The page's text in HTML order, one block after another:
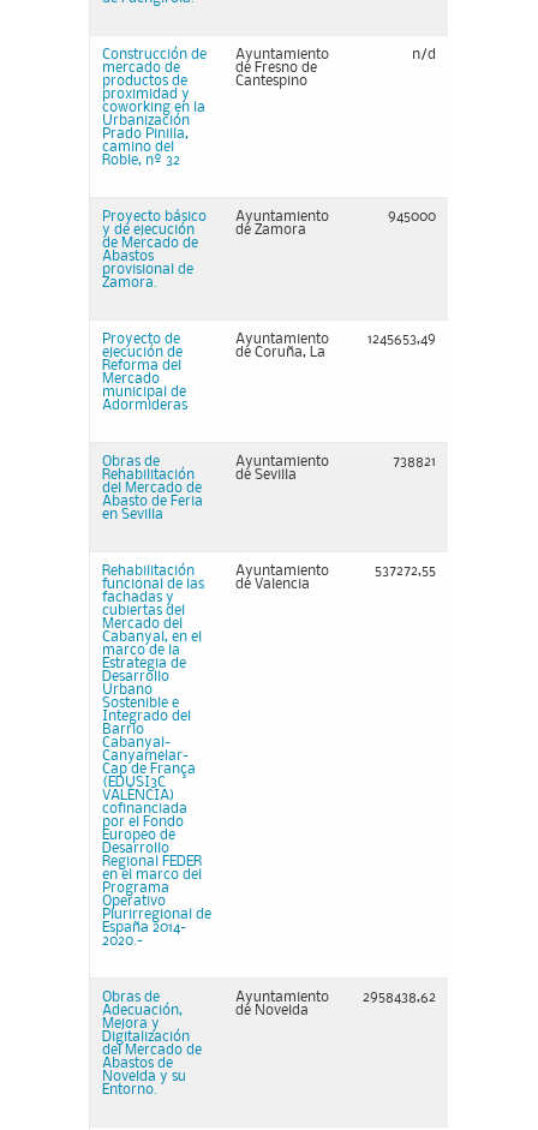
Construcción de
mercado de
productos de
proximidad y
coworking en la
Urbanización
Prado Pinilla,
camino del
Roble, nº 32
Ayuntamiento
de Fresno de
Cantespino
n/d
Proyecto básico
y de ejecución
de Mercado de
Abastos
provisional de
Zamora.
Ayuntamiento
de Zamora
945000
Proyecto de
ejecución de
Reforma del
Mercado
municipal de
Adormideras
Ayuntamiento
de Coruña, La
1245653,49
Obras de
Rehabilitación
del Mercado de
Abasto de Feria
en Sevilla
Ayuntamiento
de Sevilla
738821
Rehabilitación
funcional de las
fachadas y
cubiertas del
Mercado del
Cabanyal, en el
marco de la
Estrategia de
Desarrollo
Urbano
Sostenible e
Integrado del
Barrio
Cabanyal-
Canyamelar-
Cap de França
(EDUSI3C
VALÈNCIA)
cofinanciada
por el Fondo
Europeo de
Desarrollo
Regional FEDER
en el marco del
Programa
Operativo
Plurirregional de
España 2014-
2020.-
Ayuntamiento
de Valencia
537272,55
Obras de
Adecuación,
Mejora y
Digitalización
del Mercado de
Abastos de
Novelda y su
Entorno.
Ayuntamiento
de Novelda
2958438,62